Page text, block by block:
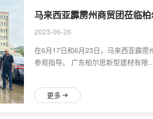
马来西亚霹雳州商贸团莅临
2023-06-26
在6月17日和6月23日，马来西亚霹雳
参观指导。 广东柏尔思新型建材有限
更多